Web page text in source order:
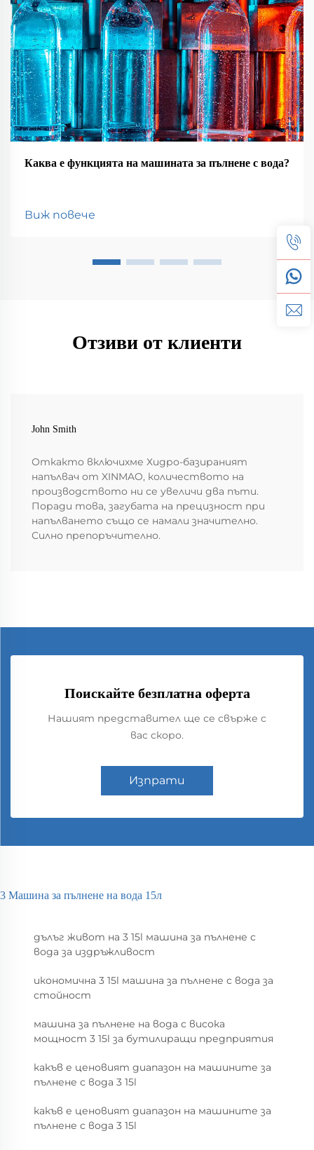
Каква е функцията на машината за пълнене с вода?
Виж повече
Отзиви от клиенти
John Smith
Откакто включихме Хидро-базираният
напълвач от XINMAO, количеството на
производството ни се увеличи два пъти.
Поради това, загубата на прецизност при
напълването също се намали значително.
Силно препоръчително.
Поискайте безплатна оферта
Нашият представител ще се свърже с
вас скоро.
Изпрати
3 Машина за пълнене на вода 15л
дълъг живот на 3 15l машина за пълнене с
вода за издръжливост
икономична 3 15l машина за пълнене с вода за
стойност
машина за пълнене на вода с висока
мощност 3 15l за бутилиращи предприятия
какъв е ценовият диапазон на машините за
пълнене с вода 3 15l
какъв е ценовият диапазон на машините за
пълнене с вода 3 15l